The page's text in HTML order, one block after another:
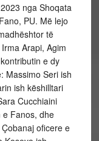
nga Shoqata
PU. Më lejo
të
Arapi, Agim
e dy
Massimo Seri ish
ish këshilltari
Cucchiaini
e Fanos, dhe
oficere e